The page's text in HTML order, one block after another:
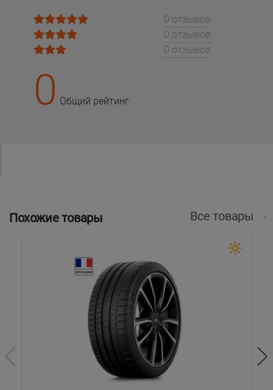
0 отзывов
0 отзывов
0 отзывов
0 Общий рейтинг
Похожие товары Все товары